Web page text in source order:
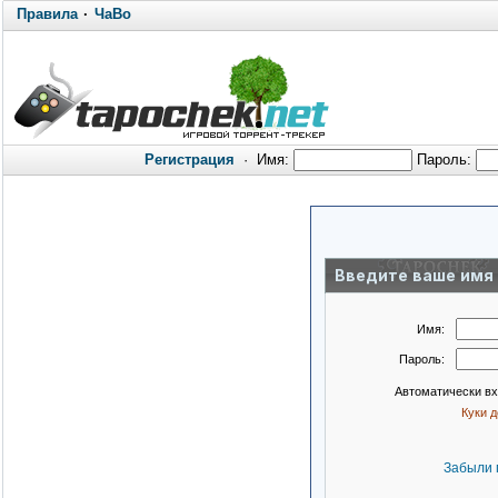
Правила· ЧаВо
Регистрация · Имя: Пароль:
Введите ваше имя
Имя:
Пароль:
Автоматически
Куки
Забыли